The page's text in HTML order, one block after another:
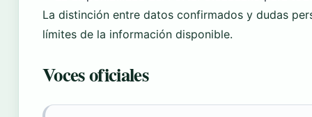
La distinción entre datos confirmados y dudas
límites de la información disponible.
Voces oficiales